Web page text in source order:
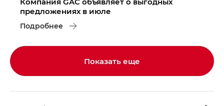
предложениях в июле
Подробнее
Показать еще